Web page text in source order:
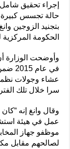
إجراء تحقيق
بتجنيد الزوجين
الحكومة
وأوضحت الوزارة
في
سرا خلال تلك
وقال وانغ إنه
عمل في هيئة
لصالحهم مقابل